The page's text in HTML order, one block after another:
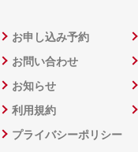
お申し込み予約
お問い合わせ
お知らせ
利用規約
プライバシーポリシー